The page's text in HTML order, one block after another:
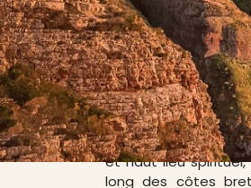
Au terme d'une
et haut lieu
long des côtes